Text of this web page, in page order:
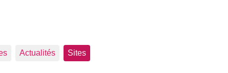
Actualités Sites